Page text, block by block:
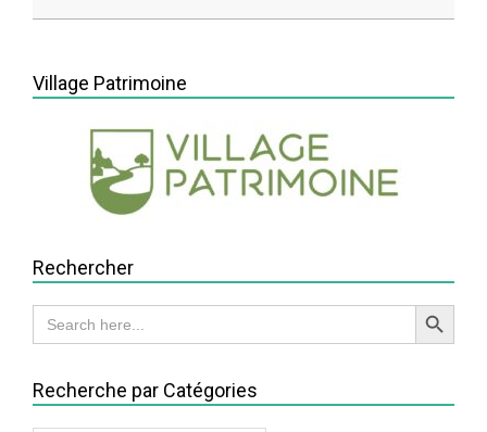
2026-
13
Village Patrimoine
Rechercher
Search
for:
Search Button
Recherche par Catégories